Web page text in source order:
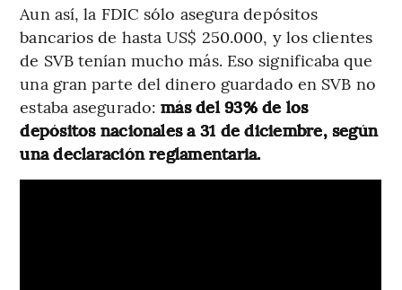
Aun así, la FDIC sólo asegura depósitos
bancarios de hasta US$ 250.000, y los clientes
de SVB tenían mucho más. Eso significaba que
una gran parte del dinero guardado en SVB no
estaba asegurado:más del 93% de los
depósitos nacionales a 31 de diciembre, según
una declaración reglamentaria.